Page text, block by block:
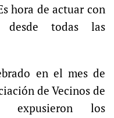
hora de actuar con
desde todas las
en el mes de
de Vecinos de
expusieron los